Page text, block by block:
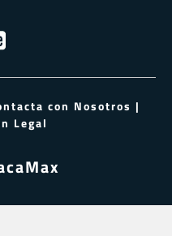
con Nosotros |
Legal